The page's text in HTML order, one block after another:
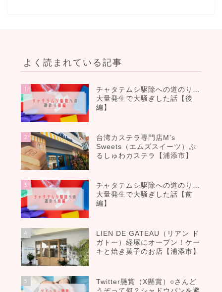
よく読まれている記事
1
チャタテムシ駆除への道のり…
大量発生で大騒ぎした話【後
編】
2
台湾カステラ専門店M’s
Sweets（エムズスイーツ）ぷ
るしゅわカステラ【浦添市】
3
チャタテムシ駆除への道のり…
大量発生で大騒ぎした話【前
編】
4
LIEN DE GATEAU（リアン ド
ガトー）経塚にオープン！ケー
キと焼き菓子のお店【浦添市】
5
Twitter懸賞（X懸賞）○さんど
うぞって何？シャドウバンを避